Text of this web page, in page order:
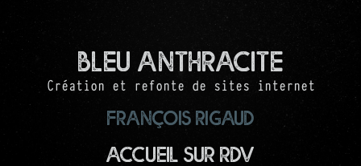
Bleu Anthracite
Création et refonte de sites internet
François RIGAUD
Accueil sur RDV